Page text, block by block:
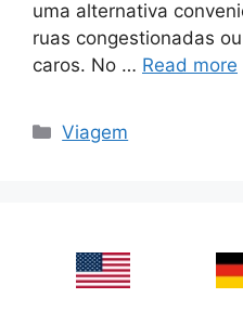
uma alternativa
ruas congestionadas
caros. No … Read more
Categories
Viagem